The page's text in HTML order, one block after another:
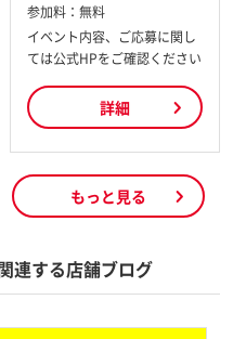
参加料： 無料
イベント内容、ご応募に関し
ては公式HPをご確認ください
詳細
もっと見る
連する店舗ブログ